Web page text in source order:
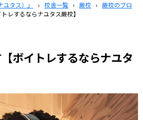
タス）」 › 校舎一覧 › 蕨校 › 蕨校のブロ
レするならナユタス蕨校】
ボイトレするならナユタ